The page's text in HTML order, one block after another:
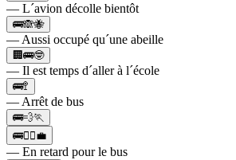
— L´avion décolle bientôt
🚌🙈🐝
— Aussi occupé qu´une abeille
🏢🚌🤓
— Il est temps d´aller à l´école
🚌🚏
— Arrêt de bus
🚌💨🏃
🚌🏃‍♂️💼
— En retard pour le bus